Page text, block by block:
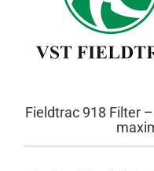
Fieldtrac 918 Filter